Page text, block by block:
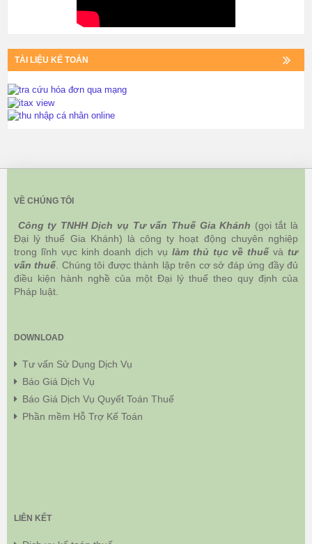
TÀI LIỆU KẾ TOÁN
VỀ CHÚNG TÔI
Công ty TNHH Dịch vụ Tư vấn Thuế Gia Khánh (gọi tắt là
Đại lý thuế Gia Khánh) là công ty hoạt động chuyên nghiệp
trong lĩnh vực kinh doanh dịch vụ làm thủ tục về thuếvàtư
vấn thuế. Chúng tôi được thành lập trên cơ sở đáp ứng đầy đủ
điều kiện hành nghề của một Đại lý thuế theo quy định của
Pháp luật.
DOWNLOAD
Tư vấn Sử Dụng Dịch Vụ
Báo Giá Dịch Vụ
Báo Giá Dịch Vụ Quyết Toán Thuế
Phần mềm Hỗ Trợ Kế Toán
LIÊN KẾT